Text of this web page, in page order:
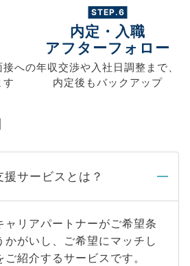
接への
す
STEP.6
内定・入職
アフターフォロー
年収交渉や入社日調整まで、
内定後もバックアップ
援サービスとは？
ャリアパートナーがご希望条
かがいし、ご希望にマッチし
紹介するサービスです。